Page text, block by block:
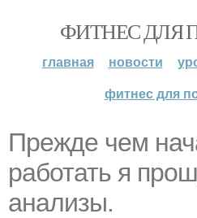
ФИТНЕС ДЛЯ
главная новости
фитнес для
Прежде чем
работать я
анализы.